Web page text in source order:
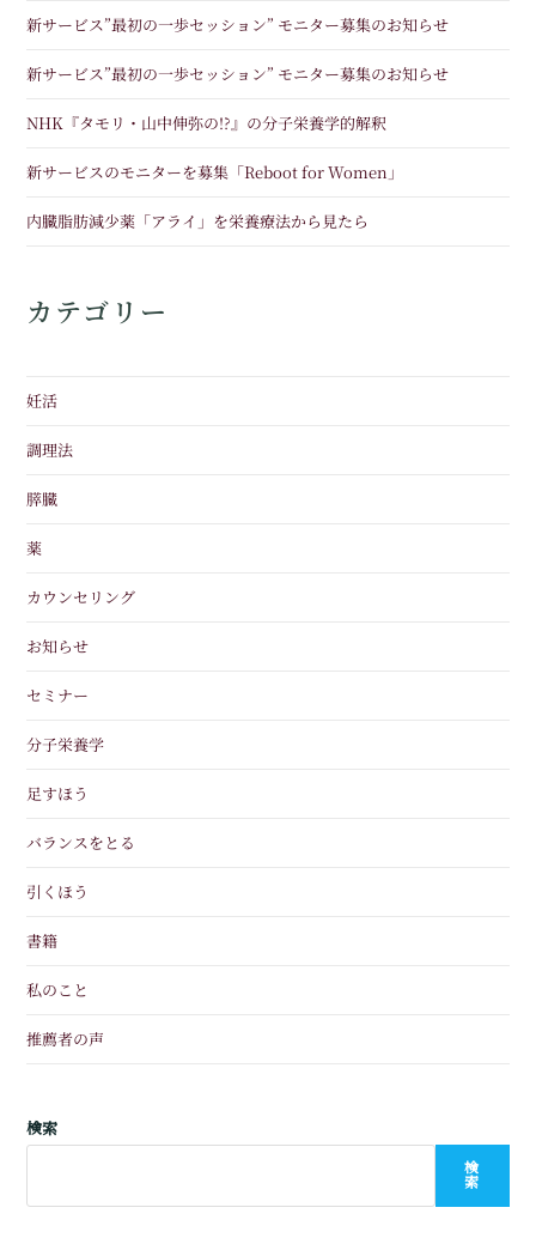
新サービス”最初の一歩セッション” モニター募集のお知らせ
新サービス”最初の一歩セッション” モニター募集のお知らせ
NHK『タモリ・山中伸弥の!?』の分子栄養学的解釈
新サービスのモニターを募集「Reboot for Women」
内臓脂肪減少薬「アライ」を栄養療法から見たら
カテゴリー
妊活
調理法
膵臓
薬
カウンセリング
お知らせ
セミナー
分子栄養学
足すほう
バランスをとる
引くほう
書籍
私のこと
推薦者の声
検索
検
索